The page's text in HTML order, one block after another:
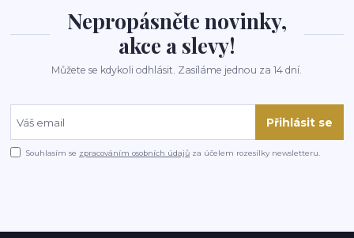
Nepropásněte novinky,
akce a slevy!
Můžete se kdykoli odhlásit. Zasíláme jednou za 14 dní.
Přihlásit se
Souhlasím se zpracováním osobních údajů za účelem rozesílky newsletteru.